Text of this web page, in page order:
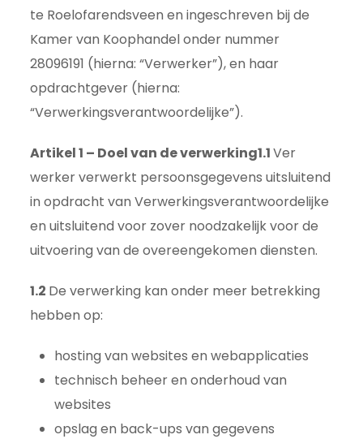
te Roelofarendsveen en ingeschreven bij de
Kamer van Koophandel onder nummer
28096191 (hierna: “Verwerker”), en haar
opdrachtgever (hierna:
“Verwerkingsverantwoordelijke”).
Artikel 1 – Doel van de verwerking1.1Ver
werker verwerkt persoonsgegevens uitsluitend
in opdracht van Verwerkingsverantwoordelijke
en uitsluitend voor zover noodzakelijk voor de
uitvoering van de overeengekomen diensten.
1.2 De verwerking kan onder meer betrekking
hebben op:
hosting van websites en webapplicaties
technisch beheer en onderhoud van
websites
opslag en back-ups van gegevens